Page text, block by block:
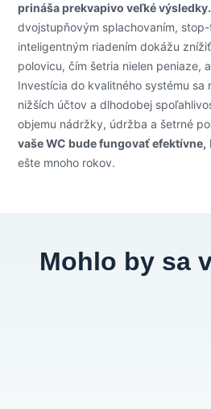
prináša prekvapivo veľké výsledky.
dvojstupňovým splachovaním,
inteligentným riadením dokážu
polovicu, čím šetria nielen peniaze,
Investícia do kvalitného systému
nižších účtov a dlhodobej
objemu nádržky, údržba a šetrné
vaše WC bude fungovať efektívne,
ešte mnoho rokov.
Mohlo by sa